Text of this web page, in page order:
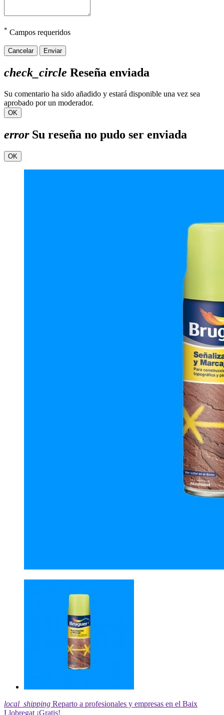
* Campos requeridos
Cancelar Enviar
check_circle Reseña enviada
Su comentario ha sido añadido y estará disponible una vez sea
aprobado por un moderador.
OK
errorSu reseña no pudo ser enviada
OK
local_shipping Reparto a profesionales y empresas en el Baix
Llobregat ¡Gratis!